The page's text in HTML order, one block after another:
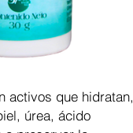
activos que hidratan,
úrea, ácido